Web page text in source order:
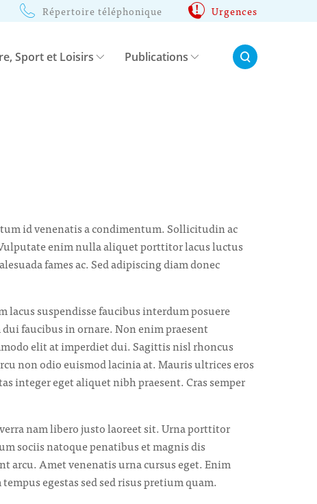
Répertoire téléphonique Urgences
Sport et Loisirs Publications Rechercher:
id venenatis a condimentum. Sollicitudin ac
enim nulla aliquet porttitor lacus luctus
fames ac. Sed adipiscing diam donec
suspendisse faucibus interdum posuere
faucibus in ornare. Non enim praesent
elit at imperdiet dui. Sagittis nisl rhoncus
non odio euismod lacinia at. Mauris ultrices eros
integer eget aliquet nibh praesent. Cras semper
nam libero justo laoreet sit. Urna porttitor
sociis natoque penatibus et magnis dis
Amet venenatis urna cursus eget. Enim
egestas sed sed risus pretium quam.